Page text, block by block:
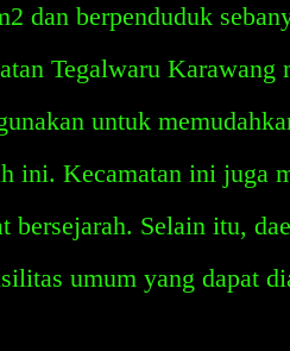
dan berpenduduk
Tegalwaru
untuk
ini. Kecamatan ini juga
bersejarah. Selain itu,
umum yang dapat